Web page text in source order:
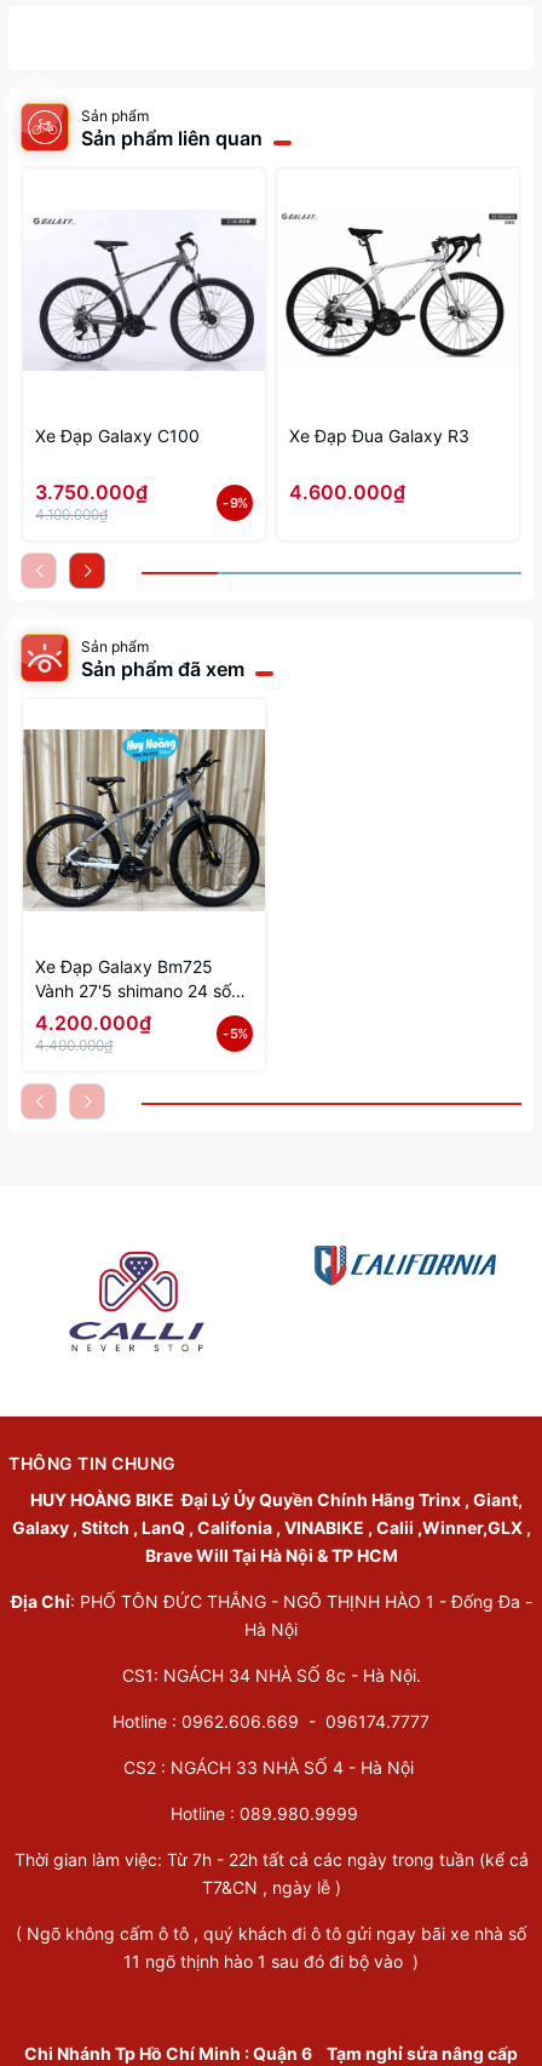
Sản phẩm
Sản phẩm liên quan
Xe Đạp Galaxy C100
3.750.000₫
4.100.000₫
- 9%
Xe Đạp Đua Galaxy R3
4.600.000₫
Sản phẩm
Sản phẩm đã xem
Xe Đạp Galaxy Bm725
Vành 27'5 shimano 24 số
tốc độ
4.200.000₫
4.400.000₫
- 5%
THÔNG TIN CHUNG
HUY HOÀNG BIKE Đại Lý Ủy Quyền Chính Hãng Trinx , Giant,
Galaxy , Stitch , LanQ , Califonia , VINABIKE , Calii ,Winner,GLX ,
Brave Will Tại Hà Nội & TP HCM
Địa Chỉ: PHỐ TÔN ĐỨC THẮNG - NGÕ THỊNH HÀO 1 - Đống Đa -
Hà Nội
CS1: NGÁCH 34 NHÀ SỐ 8c - Hà Nội.
Hotline : 0962.606.669 - 096174.7777
CS2 : NGÁCH 33 NHÀ SỐ 4 - Hà Nội
Hotline : 089.980.9999
Thời gian làm việc: Từ 7h - 22h tất cả các ngày trong tuần (kể cả
T7&CN , ngày lễ )
( Ngõ không cấm ô tô , quý khách đi ô tô gửi ngay bãi xe nhà số
11 ngõ thịnh hào 1 sau đó đi bộ vào )
Chi Nhánh Tp Hồ Chí Minh :Quận 6 Tạm nghỉ sửa nâng cấp